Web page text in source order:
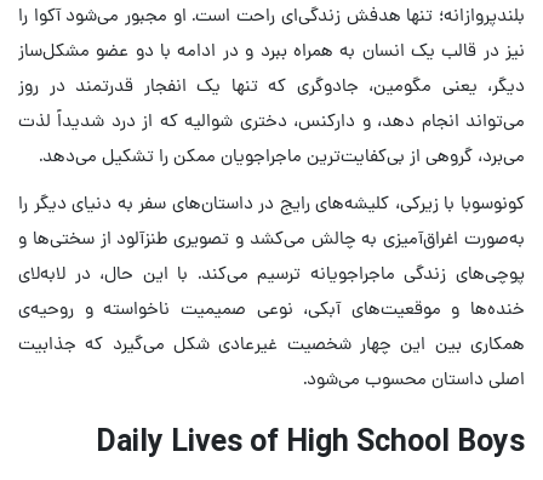
بلندپروازانه؛ تنها هدفش زندگی‌ای راحت است. او مجبور می‌شود آکوا را
نیز در قالب یک انسان به همراه ببرد و در ادامه با دو عضو مشکل‌ساز
دیگر، یعنی مگومین، جادوگری که تنها یک انفجار قدرتمند در روز
می‌تواند انجام دهد، و دارکنس، دختری شوالیه که از درد شدیداً لذت
می‌برد، گروهی از بی‌کفایت‌ترین ماجراجویان ممکن را تشکیل می‌دهد.
کونوسوبا با زیرکی، کلیشه‌های رایج در داستان‌های سفر به دنیای دیگر را
به‌صورت اغراق‌آمیزی به چالش می‌کشد و تصویری طنزآلود از سختی‌ها و
پوچی‌های زندگی ماجراجویانه ترسیم می‌کند. با این حال، در لابه‌لای
خنده‌ها و موقعیت‌های آبکی، نوعی صمیمیت ناخواسته و روحیه‌ی
همکاری بین این چهار شخصیت غیرعادی شکل می‌گیرد که جذابیت
اصلی داستان محسوب می‌شود.
Daily Lives of High School Boys